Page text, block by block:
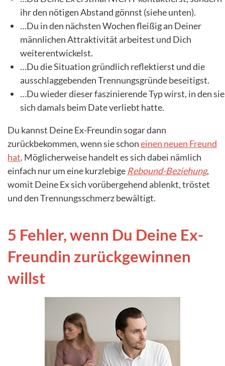
ihr den nötigen Abstand gönnst (siehe unten).
…Du in den nächsten Wochen fleißig an Deiner
männlichen Attraktivität arbeitest und Dich
weiterentwickelst.
…Du die Situation gründlich reflektierst und die
ausschlaggebenden Trennungsgründe beseitigst.
…Du wieder dieser faszinierende Typ wirst, in den sie
sich damals beim Date verliebt hatte.
Du kannst Deine Ex-Freundin sogar dann
zurückbekommen, wenn sie schoneinen neuen Freund
hat. Möglicherweise handelt es sich dabei nämlich
einfach nur um eine kurzlebige Rebound-Beziehung,
womit Deine Ex sich vorübergehend ablenkt, tröstet
und den Trennungsschmerz bewältigt.
5 Fehler, wenn Du Deine Ex-
Freundin zurückgewinnen
willst